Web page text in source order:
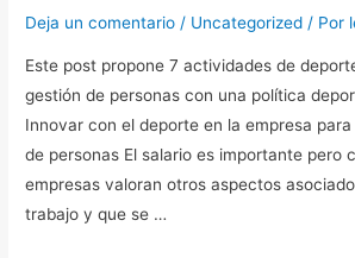
Deja un comentario / Uncategorized / Por
Este post propone 7 actividades de
gestión de personas con una política
Innovar con el deporte en la empresa
de personas El salario es importante pero
empresas valoran otros aspectos
trabajo y que se …
la